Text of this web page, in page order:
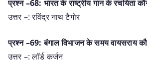
प्रश्न –68: भारत के राष्ट्रीय गान के रचयिता
उत्तर –: रविंद्र नाथ टैगोर
प्रश्न –69: बंगाल विभाजन के समय वायसराय
उत्तर –: लॉर्ड कर्जन